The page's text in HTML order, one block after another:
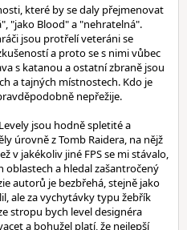
které by se daly přejmenovat
"jako Blood" a "nehratelná".
jsou protřelí veteráni se
a proto se s nimi vůbec
s katanou a ostatní zbraně jsou
a tajných místnostech. Kdo je
nepřežije.
jsou hodně spletité a
úrovně z Tomb Raidera, na nějž
v jakékoliv jiné FPS se mi stávalo,
oblastech a hledal zašantročený
autorů je bezbřehá, stejně jako
ale za vychytávky typu žebřík
stropu bych level designéra
a bohužel platí, že nejlepší